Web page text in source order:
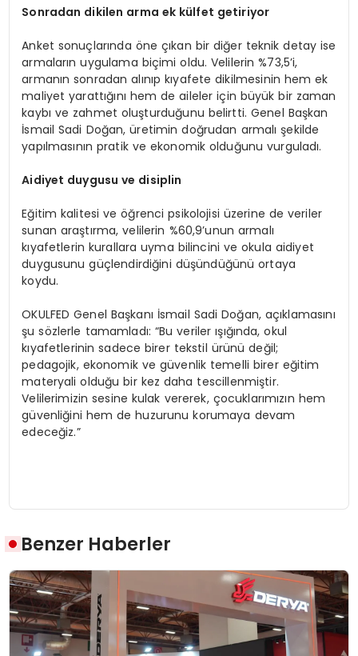
Sonradan dikilen arma ek külfet getiriyor
Anket sonuçlarında öne çıkan bir diğer teknik detay ise
armaların uygulama biçimi oldu. Velilerin %73,5’i,
armanın sonradan alınıp kıyafete dikilmesinin hem ek
maliyet yarattığını hem de aileler için büyük bir zaman
kaybı ve zahmet oluşturduğunu belirtti. Genel Başkan
İsmail Sadi Doğan, üretimin doğrudan armalı şekilde
yapılmasının pratik ve ekonomik olduğunu vurguladı.
Aidiyet duygusu ve disiplin
Eğitim kalitesi ve öğrenci psikolojisi üzerine de veriler
sunan araştırma, velilerin %60,9’unun armalı
kıyafetlerin kurallara uyma bilincini ve okula aidiyet
duygusunu güçlendirdiğini düşündüğünü ortaya
koydu.
OKULFED Genel Başkanı İsmail Sadi Doğan, açıklamasını
şu sözlerle tamamladı: “Bu veriler ışığında, okul
kıyafetlerinin sadece birer tekstil ürünü değil;
pedagojik, ekonomik ve güvenlik temelli birer eğitim
materyali olduğu bir kez daha tescillenmiştir.
Velilerimizin sesine kulak vererek, çocuklarımızın hem
güvenliğini hem de huzurunu korumaya devam
edeceğiz.”
Benzer Haberler